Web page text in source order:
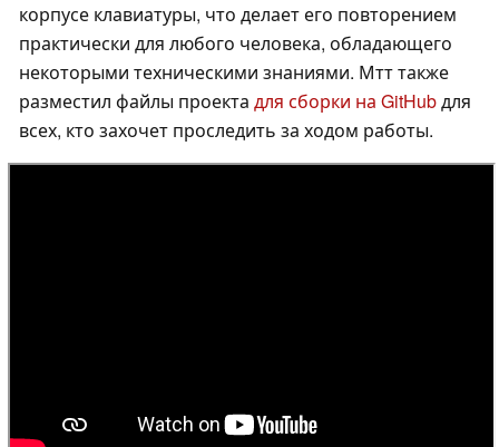
корпусе клавиатуры, что делает его повторением
практически для любого человека, обладающего
некоторыми техническими знаниями. Мтт также
разместил файлы проекта для сборки на GitHubдля
всех, кто захочет проследить за ходом работы.